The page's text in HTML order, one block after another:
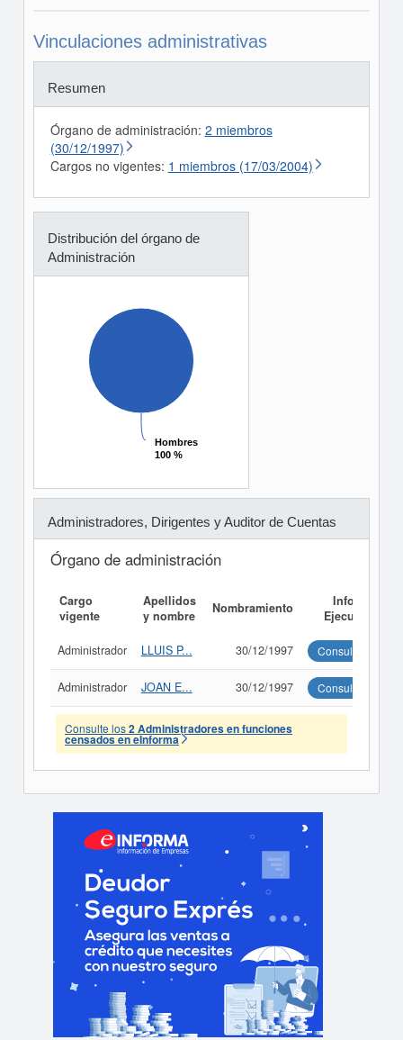
Vinculaciones administrativas
Resumen
Órgano de administración: 2 miembros
(30/12/1997)
Cargos no vigentes: 1 miembros (17/03/2004)
Distribución del órgano de
Administración
Hombres
100 %
Hombres
100 %
Administradores, Dirigentes y Auditor de Cuentas
Órgano de administración
Cargo
vigente
Apellidos
y nombre
Nombramiento
Informe
Ejecutivo
Administrador LLUIS P... 30/12/1997 Consultar
Administrador JOAN E... 30/12/1997 Consultar
Consulte los2 Administradores en funciones
censados en eInforma